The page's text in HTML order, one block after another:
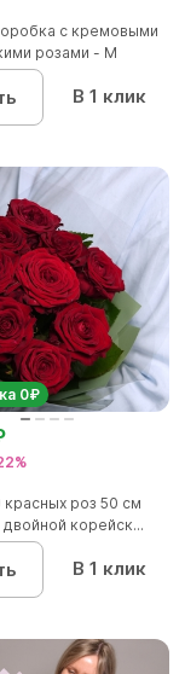
с кремовыми
розами - M
В 1 клик
0₽
красных роз 50 см
двойной корейск...
В 1 клик